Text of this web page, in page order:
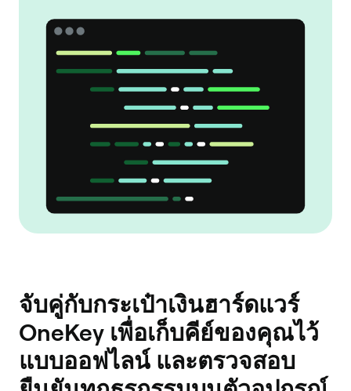
จับคู่กับกระเป๋าเงินฮาร์ดแวร์
OneKey เพื่อเก็บคีย์ของคุณไว้
แบบออฟไลน์ และตรวจสอบ